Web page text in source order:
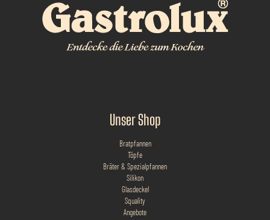
Unser Shop
Bratpfannen
Töpfe
Bräter & Spezialpfannen
Silikon
Glasdeckel
Squality
Angebote